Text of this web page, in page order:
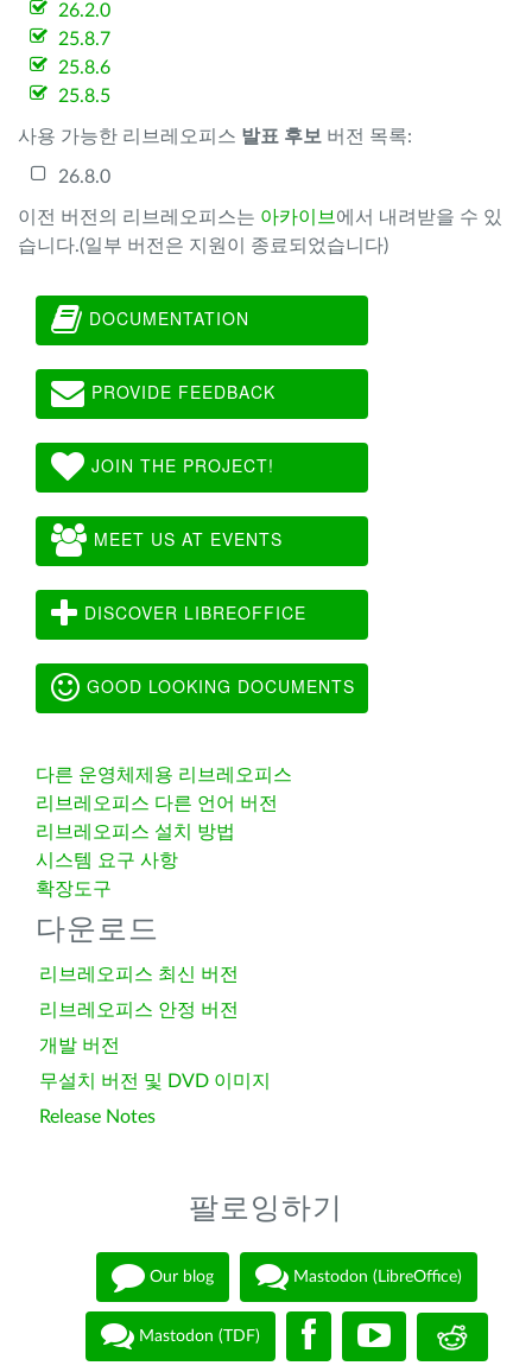
26.2.0
25.8.7
25.8.6
25.8.5
사용 가능한 리브레오피스 발표 후보 버전 목록:
26.8.0
이전 버전의 리브레오피스는 아카이브 에서 내려받을 수 있
습니다.(일부 버전은 지원이 종료되었습니다)
DOCUMENTATION
PROVIDE FEEDBACK
JOIN THE PROJECT!
MEET US AT EVENTS
DISCOVER LIBREOFFICE
GOOD LOOKING DOCUMENTS
다른 운영체제용 리브레오피스
리브레오피스 다른 언어 버전
리브레오피스 설치 방법
시스템 요구 사항
확장도구
다운로드
리브레오피스 최신 버전
리브레오피스 안정 버전
개발 버전
무설치 버전 및 DVD 이미지
Release Notes
팔로잉하기
Our blog Mastodon (LibreOffice)
Mastodon (TDF)